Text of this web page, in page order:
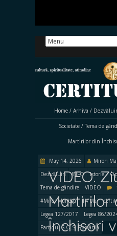
Home / Arhiva /
Societate / Tema de
Martirilor din
VIDEO.
Martirilor
Închisori
May 14, 2026 Miron
Dezvăluiri
INFO Istorie
Tema de gândire
VIDEO
#MironManega
14 Mai
Legea 127/2017
Legea 86/
Partidul S.O.S. România